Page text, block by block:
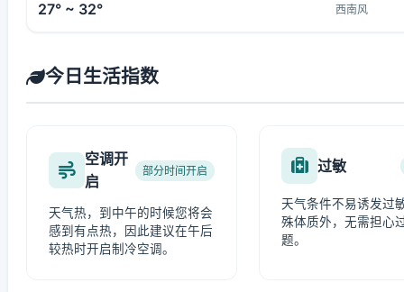
27° ~ 32° 西南风
今日生活指数
空调开
启
部分时间开启
天气热，到中午的时候您将会
感到有点热，因此建议在午后
较热时开启制冷空调。
过敏
天气条件不易诱发过
殊体质外，无需担心
题。